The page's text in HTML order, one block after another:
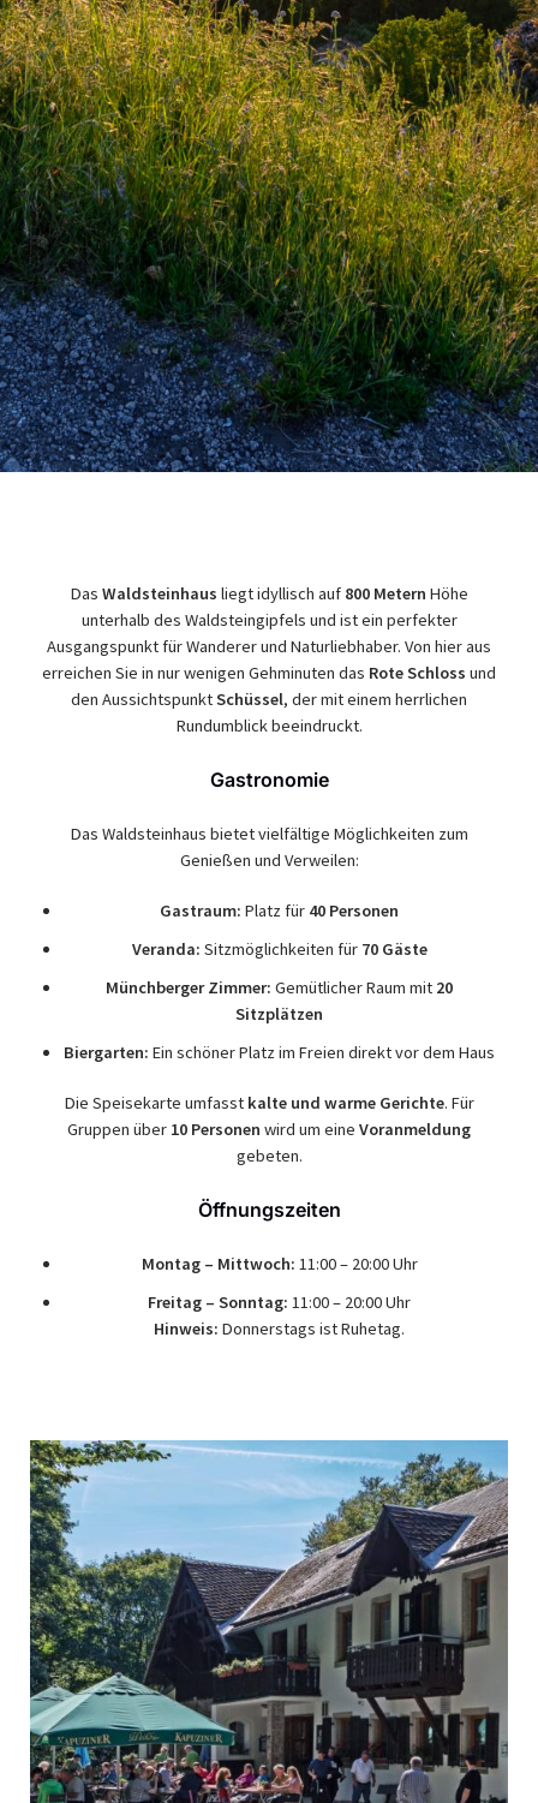
Das Waldsteinhaus liegt idyllisch auf 800 Metern Höhe
unterhalb des Waldsteingipfels und ist ein perfekter
Ausgangspunkt für Wanderer und Naturliebhaber. Von hier aus
erreichen Sie in nur wenigen Gehminuten das Rote Schloss und
den AussichtspunktSchüssel, der mit einem herrlichen
Rundumblick beeindruckt.
Gastronomie
Das Waldsteinhaus bietet vielfältige Möglichkeiten zum
Genießen und Verweilen:
Gastraum: Platz für 40 Personen
Veranda: Sitzmöglichkeiten für 70 Gäste
Münchberger Zimmer: Gemütlicher Raum mit 20
Sitzplätzen
Biergarten: Ein schöner Platz im Freien direkt vor dem Haus
Die Speisekarte umfasst kalte und warme Gerichte. Für
Gruppen über 10 Personen wird um eine Voranmeldung
gebeten.
Öffnungszeiten
Montag – Mittwoch: 11:00 – 20:00 Uhr
Freitag – Sonntag: 11:00 – 20:00 Uhr
Hinweis: Donnerstags ist Ruhetag.